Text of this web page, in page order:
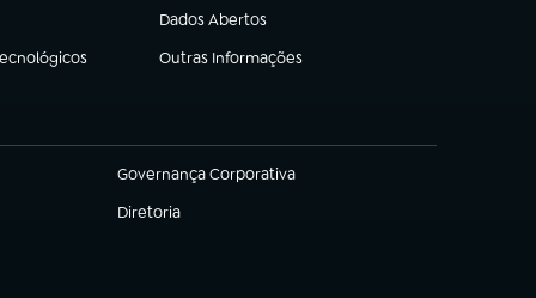
Dados Abertos
(abre em nova aba)
Outras Informações
(abre em nova aba)
Governança Corporativa
(abre em nova aba)
Diretoria
(abre em nova aba)